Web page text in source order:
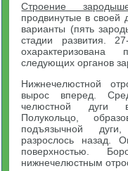
Строение
продвинутые в
варианты (пять
стадии развития.
следующих органов
Нижнечелюстной
вырос вперед.
челюстной дуги
Полукольцо,
подъязычной
разрослось назад.
поверхностью.
нижнечелюстным